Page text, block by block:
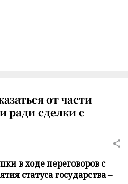
от части
ради сделки с
в ходе переговоров с
статуса государства –